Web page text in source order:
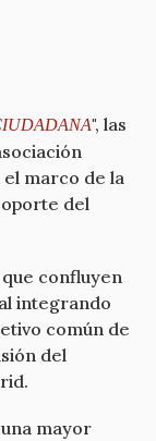
", las
marco de la
del
confluyen
integrando
común de
del
mayor